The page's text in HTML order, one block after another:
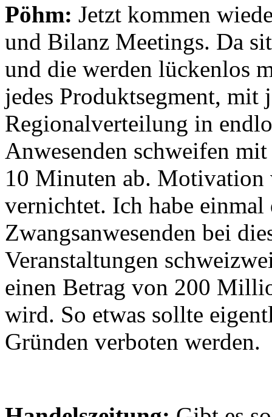
Pöhm: Jetzt kommen
und Bilanz Meetings. Da
und die werden lückenlos
jedes Produktsegment,
Regionalverteilung in
Anwesenden schweifen
10 Minuten ab. Motivation
vernichtet. Ich habe
Zwangsanwesenden bei
Veranstaltungen
einen Betrag von 200
wird. So etwas sollte
Gründen verboten werden.